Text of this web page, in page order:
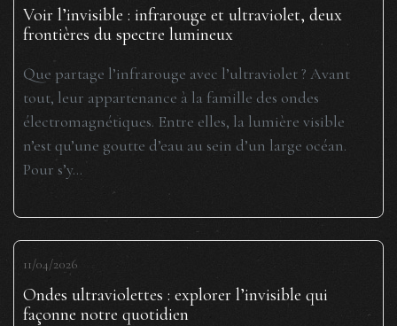
Voir l’invisible : infrarouge et ultraviolet, deux
frontières du spectre lumineux
Que partage l’infrarouge avec l’ultraviolet ? Avant
tout, leur appartenance à la famille des ondes
électromagnétiques. Entre elles, la lumière visible
n’est qu’une goutte d’eau au sein d’un large océan.
Pour s’y...
11/04/2026
Ondes ultraviolettes : explorer l’invisible qui
façonne notre quotidien